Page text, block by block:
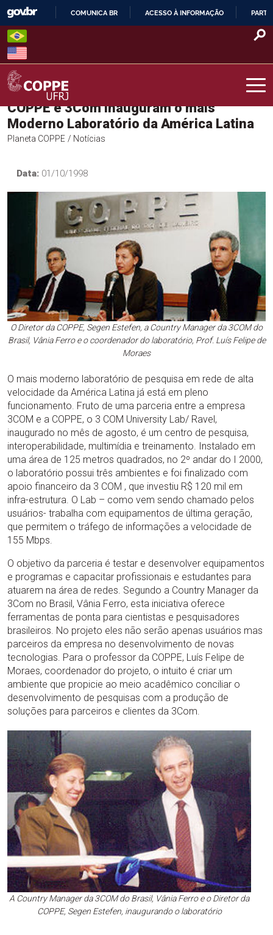
Skip
content
O
COMUNICA BR ACESSO À INFORMAÇÃO
COPPE – UFRJ
COPPE e 3Com Inauguram o mais
Moderno Laboratório da América Latina
Planeta COPPE / Notícias
Data: 01/10/1998
O Diretor da COPPE, Segen Estefen, a Country Manager da 3COM do
Brasil, Vânia Ferro e o coordenador do laboratório, Prof. Luís Felipe de
Moraes
O mais moderno laboratório de pesquisa em rede de alta
velocidade da América Latina já está em pleno
funcionamento. Fruto de uma parceria entre a empresa
3COM e a COPPE, o 3 COM University Lab/ Ravel,
inaugurado no mês de agosto, é um centro de pesquisa,
interoperabilidade, multimídia e treinamento. Instalado em
uma área de 125 metros quadrados, no 2º andar do I 2000,
o laboratório possui três ambientes e foi finalizado com
apoio financeiro da 3 COM , que investiu R$ 120 mil em
infra-estrutura. O Lab – como vem sendo chamado pelos
usuários- trabalha com equipamentos de última geração,
que permitem o tráfego de informações a velocidade de
155 Mbps.
O objetivo da parceria é testar e desenvolver equipamentos
e programas e capacitar profissionais e estudantes para
atuarem na área de redes. Segundo a Country Manager da
3Com no Brasil, Vânia Ferro, esta iniciativa oferece
ferramentas de ponta para cientistas e pesquisadores
brasileiros. No projeto eles não serão apenas usuários mas
parceiros da empresa no desenvolvimento de novas
tecnologias. Para o professor da COPPE, Luís Felipe de
Moraes, coordenador do projeto, o intuito é criar um
ambiente que propicie ao meio acadêmico conciliar o
desenvolvimento de pesquisas com a produção de
soluções para parceiros e clientes da 3Com.
A Country Manager da 3COM do Brasil, Vânia Ferro e o Diretor da
COPPE, Segen Estefen, inaugurando o laboratório